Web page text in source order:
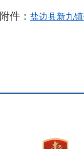
附件：盐边县新九